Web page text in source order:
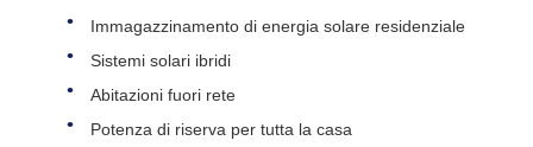
Immagazzinamento di energia solare residenziale
Sistemi solari ibridi
Abitazioni fuori rete
Potenza di riserva per tutta la casa